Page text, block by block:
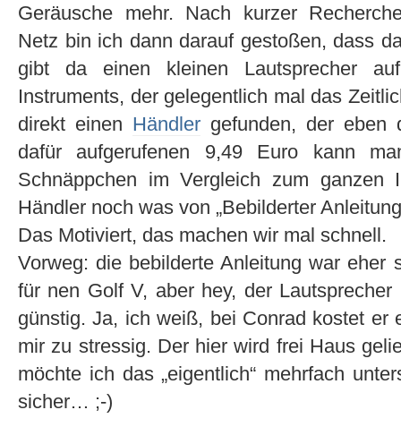
Geräusche mehr. Nach kurzer
Netz bin ich dann darauf gestoßen, dass
gibt da einen kleinen Lautsprecher
Instruments, der gelegentlich mal das
direkt einen Händler gefunden, der eben
dafür aufgerufenen 9,49 Euro kann
Schnäppchen im Vergleich zum ganzen
Händler noch was von „Bebilderter
Das Motiviert, das machen wir mal schnell.
Vorweg: die bebilderte Anleitung war eher
für nen Golf V, aber hey, der
günstig. Ja, ich weiß, bei Conrad kostet er
mir zu stressig. Der hier wird frei Haus
möchte ich das „eigentlich“ mehrfach
sicher… ;-)